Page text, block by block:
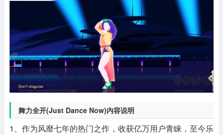
舞力全开(Just Dance Now)内容说明
1、作为风靡七年的热门之作，收获亿万用户青睐，至今乐